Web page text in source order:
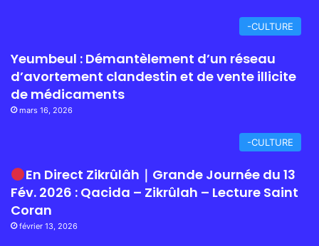
-CULTURE
Yeumbeul : Démantèlement d’un réseau
d’avortement clandestin et de vente illicite
de médicaments
mars 16, 2026
-CULTURE
En Direct Zikrûlâh｜Grande Journée du 13
Fév. 2026 : Qacida – Zikrûlah – Lecture Saint
Coran
février 13, 2026